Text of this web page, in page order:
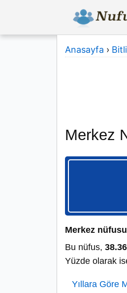
Anasayfa ›
Merkez
Merkez
Bu nüfus,
Yüzde olarak
Yıllara Göre